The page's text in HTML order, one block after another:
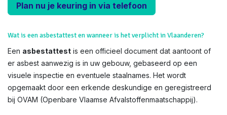
Plan nu je keuring in via telefoon
Wat is een asbestattest en wanneer is het verplicht in Vlaanderen?
Een asbestattest is een officieel document dat aantoont of
er asbest aanwezig is in uw gebouw, gebaseerd op een
visuele inspectie en eventuele staalnames. Het wordt
opgemaakt door een erkende deskundige en geregistreerd
bij OVAM (Openbare Vlaamse Afvalstoffenmaatschappij).